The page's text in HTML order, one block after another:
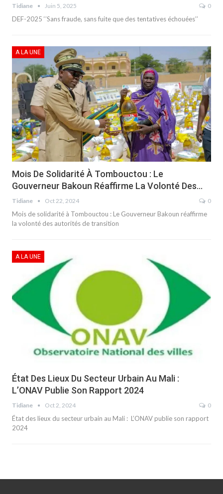
Tidiane Juin 5, 2025 0
DEF-2025 ‘’Sans fraude, sans fuite que des tentatives échouées’’
A LA UNE
Mois De Solidarité À Tombouctou : Le
Gouverneur Bakoun Réaffirme La Volonté Des…
Tidiane Oct 22, 2024 0
Mois de solidarité à Tombouctou : Le Gouverneur Bakoun réaffirme
la volonté des autorités de transition
A LA UNE
État Des Lieux Du Secteur Urbain Au Mali :
L’ONAV Publie Son Rapport 2024
Tidiane Oct 2, 2024 0
État des lieux du secteur urbain au Mali : L’ONAV publie son rapport
2024